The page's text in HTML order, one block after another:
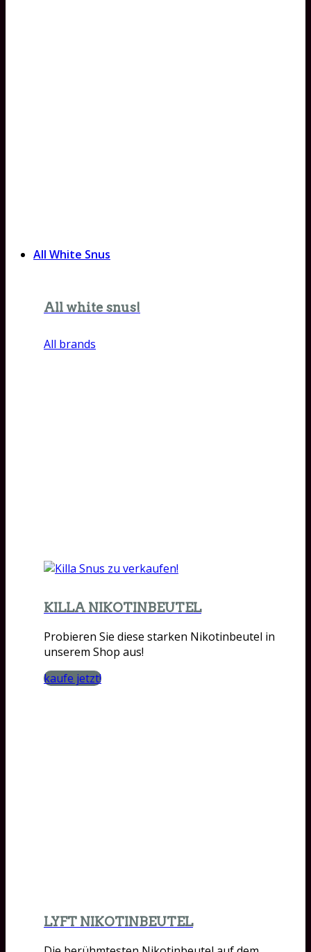
All White Snus
All white snus!
All brands
KILLA NIKOTINBEUTEL
Probieren Sie diese starken Nikotinbeutel in
unserem Shop aus!
kaufe jetzt!
LYFT NIKOTINBEUTEL